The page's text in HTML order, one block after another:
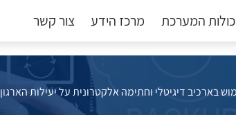
המערכת מרכז הידע צור קשר
בארכיב דיגיטלי וחתימה אלקטרונית על יעילות